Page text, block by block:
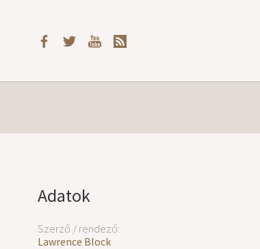
Adatok
Szerző / rendező:
Lawrence Block